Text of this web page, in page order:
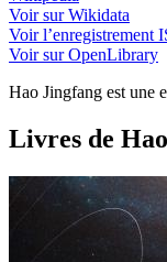
Voir sur Wikidata
Voir l’enregistrement
Voir sur OpenLibrary
Hao Jingfang est une
Livres de